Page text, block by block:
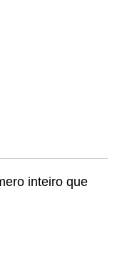
inteiro que